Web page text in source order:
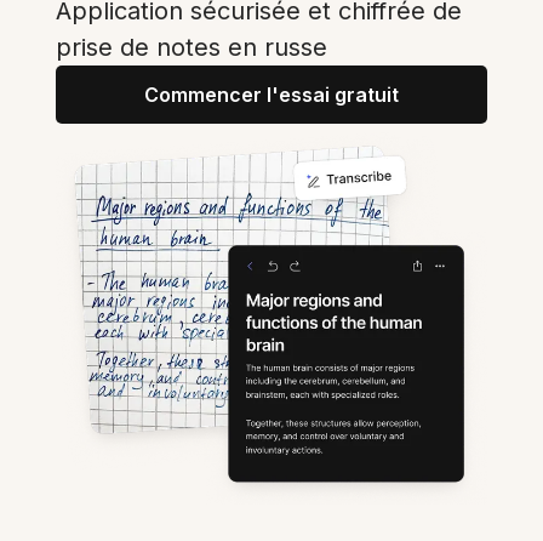
Application sécurisée et chiffrée de
prise de notes en russe
Commencer l'essai gratuit